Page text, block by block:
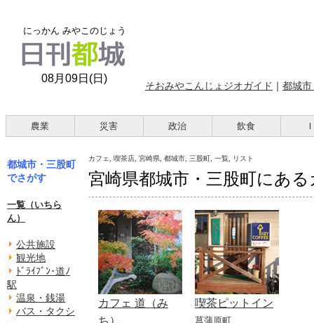
にっかん みやこのじょう
08月09日(日)
そおみやこんじょジオガイド ｜ 都城
農業 災害 政治 飲食
都城市・三股町
でさがす
一覧（いちら
ん）
公共施設
観光地
ﾄﾞﾗｲﾌﾞﾝ･道ﾉ
駅
温泉・銭湯
バス・タクシ
カフェ, 喫茶店, 宮崎県, 都城市, 三股町, 一覧, リスト
宮崎県都城市・三股町にあ
カフェ 道（み
喫茶ピットイン
菖蒲原町